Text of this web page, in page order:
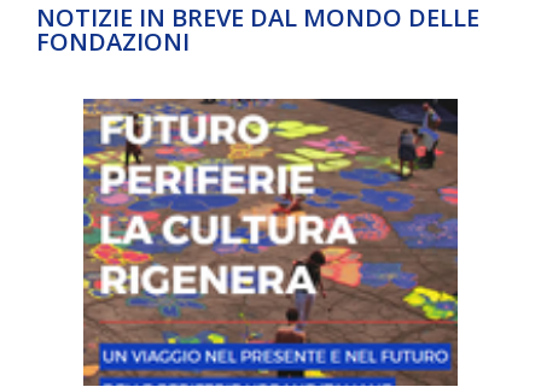
NOTIZIE IN BREVE DAL MONDO DELLE
FONDAZIONI